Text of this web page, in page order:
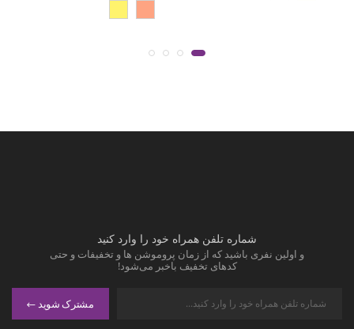
شماره تلفن همراه خود را وارد کنید
و اولین نفری باشید که از زمان پروموشن ها و تخفیفات و حتی
کدهای تخفیف باخبر می‌شود!
مشترک شوید